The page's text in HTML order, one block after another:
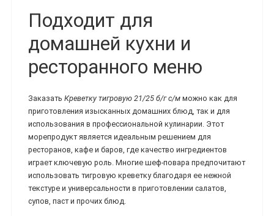
Подходит для
домашней кухни и
ресторанного меню
Заказать Креветку тигровую 21/25 б/г с/м можно как для
приготовления изысканных домашних блюд, так и для
использования в профессиональной кулинарии. Этот
морепродукт является идеальным решением для
ресторанов, кафе и баров, где качество ингредиентов
играет ключевую роль. Многие шеф-повара предпочитают
использовать тигровую креветку благодаря ее нежной
текстуре и универсальности в приготовлении салатов,
супов, паст и прочих блюд.